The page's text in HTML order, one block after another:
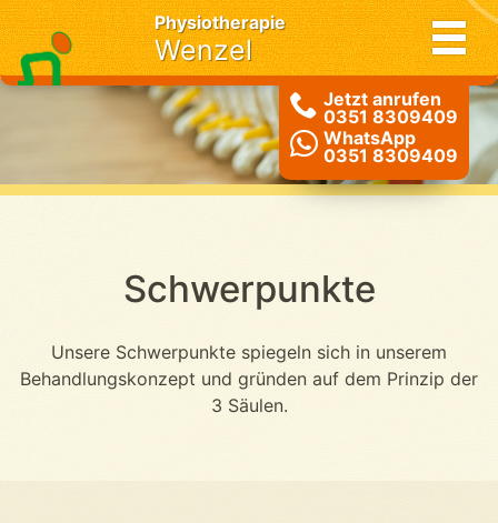
Physiotherapie
Wenzel
Jetzt anrufen
0351 8309409
WhatsApp
0351 8309409
Schwerpunkte
Unsere Schwerpunkte spiegeln sich in unserem
Behandlungskonzept und gründen auf dem Prinzip der
3 Säulen.